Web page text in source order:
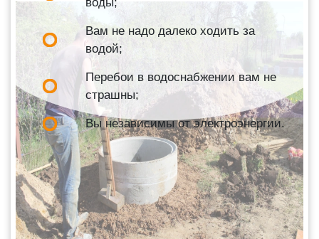
воды;
Вам не надо далеко ходить за
водой;
Перебои в водоснабжении вам не
страшны;
Вы независимы от электроэнергии.